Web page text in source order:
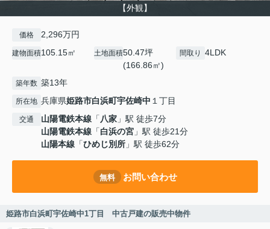
【外観】
価格 2,296万円
建物面積105.15㎡ 土地面積50.47坪
(166.86㎡)
間取り 4LDK
築年数 築13年
所在地 兵庫県姫路市白浜町宇佐崎中 １丁目
交通 山陽電鉄本線 「八家 」駅 徒歩7分
山陽電鉄本線 「白浜の宮 」駅 徒歩21分
山陽本線 「ひめじ別所 」駅 徒歩62分
無料 お問い合わせ
姫路市白浜町宇佐崎中1丁目 中古戸建の販売中物件